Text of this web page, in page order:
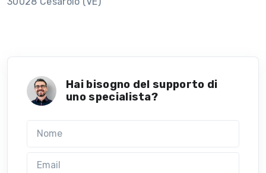
Hai bisogno del supporto di
uno specialista?